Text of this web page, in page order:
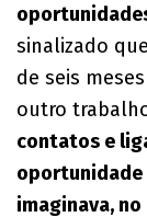
sinalizado
de seis
outro
contatos e
oportunidade
imaginava,